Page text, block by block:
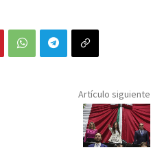
Artículo siguiente